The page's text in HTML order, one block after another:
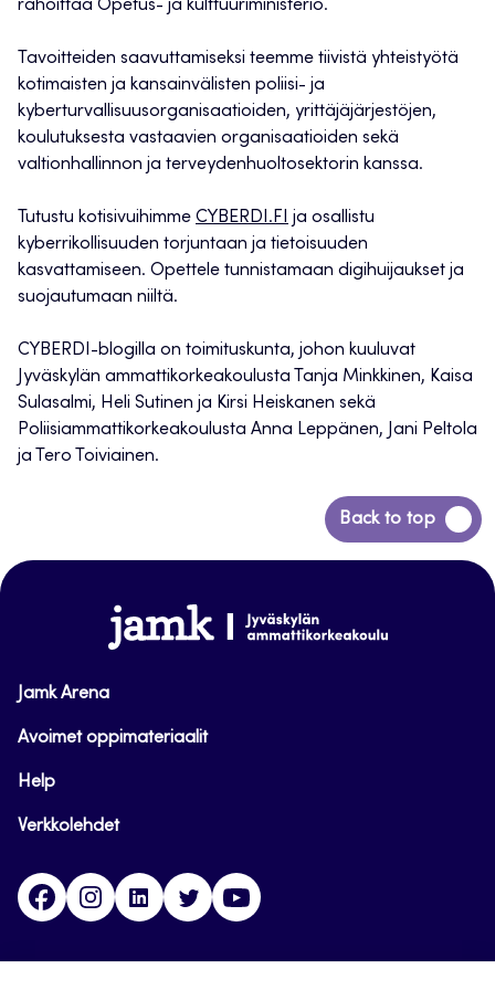
rahoittaa Opetus- ja kulttuuriministeriö.
Tavoitteiden saavuttamiseksi teemme tiivistä yhteistyötä
kotimaisten ja kansainvälisten poliisi- ja
kyberturvallisuusorganisaatioiden, yrittäjäjärjestöjen,
koulutuksesta vastaavien organisaatioiden sekä
valtionhallinnon ja terveydenhuoltosektorin kanssa.
Tutustu kotisivuihimme CYBERDI.FI ja osallistu
kyberrikollisuuden torjuntaan ja tietoisuuden
kasvattamiseen. Opettele tunnistamaan digihuijaukset ja
suojautumaan niiltä.
CYBERDI-blogilla on toimituskunta, johon kuuluvat
Jyväskylän ammattikorkeakoulusta Tanja Minkkinen, Kaisa
Sulasalmi, Heli Sutinen ja Kirsi Heiskanen sekä
Poliisiammattikorkeakoulusta Anna Leppänen, Jani Peltola
ja Tero Toiviainen.
Back to top
Siirry
takaisin
www.jamk.fi
Jamk Arena
Avoimet oppimateriaalit
Help
Verkkolehdet
FacebookInstagramLinkedinTwitter